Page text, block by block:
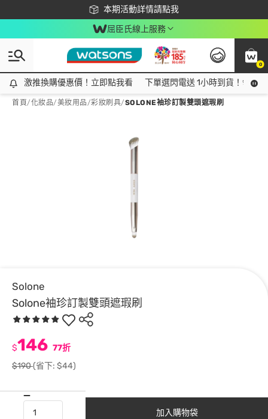
本期活動詳情請點我
下載app最高回饋$350
屈臣氏線上服務
0
激推換購優惠價！立即點我看
激推換購優惠價！立即點我看 下單選閃電送 1小時到貨！領神
首頁/化妝品/美妝用品/彩妝刷具/SOLONE袖珍訂製雙頭遮瑕刷
Solone
Solone袖珍訂製雙頭遮瑕刷
$146 77折
$190(省下: $44)
加入購物袋